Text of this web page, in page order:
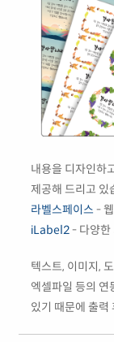
내용을 디자인하
제공해 드리고 있
라벨스페이스 -
iLabel2- 다양한
텍스트, 이미지,
엑셀파일 등의 연
있기 때문에 출력